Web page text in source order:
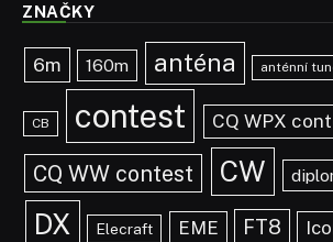
ZNAČKY
6m 160m anténa anténní
CB contest CQ WPX
CQ WW contest CW
DX Elecraft EME FT8